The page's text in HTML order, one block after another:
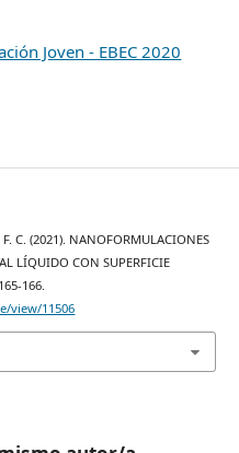
Joven - EBEC 2020
C. (2021). NANOFORMULACIONES
LÍQUIDO CON SUPERFICIE
166.
view/11506